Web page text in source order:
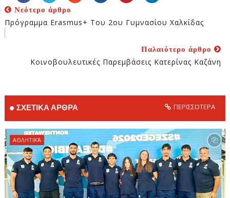
Νεότερο άρθρο
Πρόγραμμα Erasmus+ Του 2ου Γυμνασίου Χαλκίδας
Παλαιότερο άρθρο
Κοινοβουλευτικές Παρεμβάσεις Κατερίνας Καζάνη
ΣΧΕΤΙΚΑ ΑΡΘΡΑ ΠΕΡΙΣΣΟΤΕΡΑ
ΑΘΛΗΤΙΚΆ